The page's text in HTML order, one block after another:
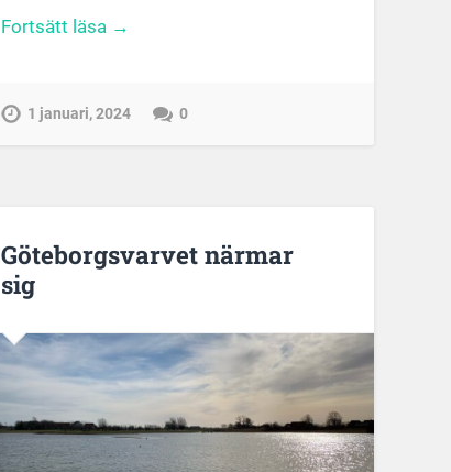
Fortsätt läsa →
1 januari, 2024 0
Göteborgsvarvet närmar
sig